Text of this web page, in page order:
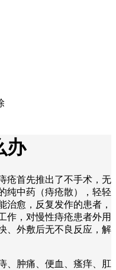
办
疮首先推出了不手术，无
纯中药（痔疮散），轻轻
治愈，反复发作的患者，
作，对慢性痔疮患者外用
、外敷后无不良反应，解
、肿痛、便血、瘙痒、肛